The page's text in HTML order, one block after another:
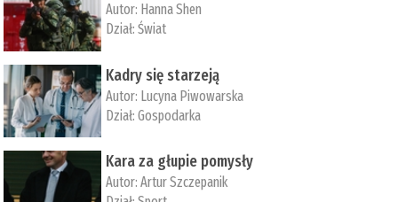
Autor: ­Hanna Shen
Dział:Świat
Kadry się starzeją
Autor: Lucyna Piwowarska
Dział:Gospodarka
Kara za głupie pomysły
Autor:Artur Szczepanik